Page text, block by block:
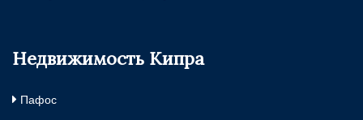
Недвижимость Кипра
Пафос